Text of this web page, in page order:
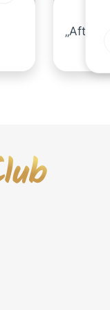
„After